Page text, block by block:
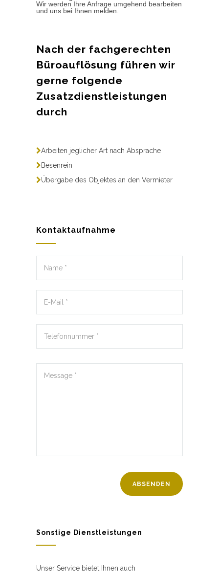
Wir werden Ihre Anfrage umgehend bearbeiten
und uns bei Ihnen melden.
Nach der fachgerechten
Büroauflösung führen wir
gerne folgende
Zusatzdienstleistungen
durch
Arbeiten jeglicher Art nach Absprache
Besenrein
Übergabe des Objektes an den Vermieter
Kontaktaufnahme
Sonstige Dienstleistungen
Unser Service bietet Ihnen auch